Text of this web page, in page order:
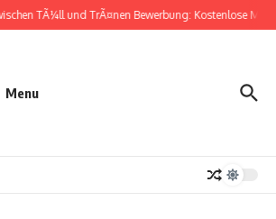
TÃ¼ll und TrÃ¤nen Bewerbung: Kostenlose
Menu